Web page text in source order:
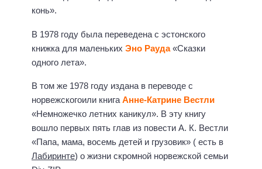
конь».
В 1978 году была переведена с эстонского
книжка для маленьких Эно Рауда«Сказки
одного лета».
В том же 1978 году издана в переводе с
норвежскогоили книгаАнне-Катрине Вестли
«Немножечко летних каникул». В эту книгу
вошло первых пять глав из повести А. К. Вестли
«Папа, мама, восемь детей и грузовик» ( есть в
Лабиринте) о жизни скромной норвежской семьи